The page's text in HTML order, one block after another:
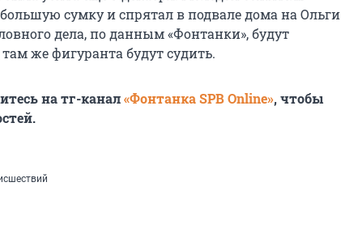
сумку и спрятал в подвале дома на Ольги
дела, по данным «Фонтанки», будут
же фигуранта будут судить.
на тг-канал«Фонтанка SPB Online», чтобы